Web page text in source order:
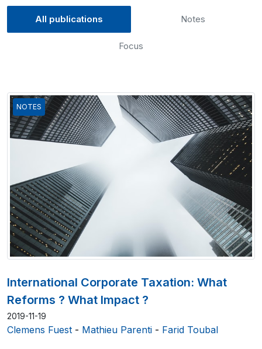
All publications Notes
Focus
NOTES
International Corporate Taxation: What
Reforms ? What Impact ?
2019-11-19
Clemens Fuest - Mathieu Parenti - Farid Toubal